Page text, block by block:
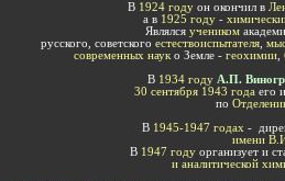
В1924 годуон окончил в
а в 1925 году -
Являлсяучеником
русского, советского естествоиспытателя,
современных науко Земле -геохимии,
В 1934 году А.П.
30 сентября 1943 года его
по
В 1945-1947 годах -
имени
В 1947 году организует и
и аналитической